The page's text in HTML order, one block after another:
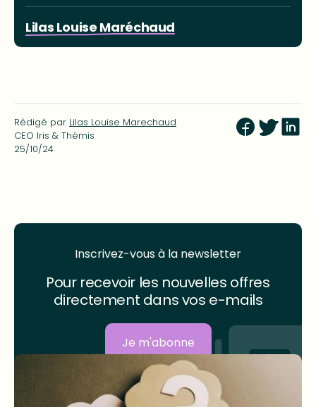
Lilas Louise Maréchaud
Rédigé par Lilas Louise Marechaud
CEO Iris & Thémis
25/10/24
Inscrivez-vous à la newsletter
Pour recevoir les nouvelles offres
directement dans vos e-mails
Je m'abonne